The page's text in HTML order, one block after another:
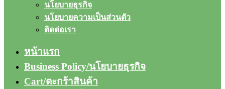
นโยบายธุรกิจ
นโยบายความเป็นส่วนตัว
ติดต่อเรา
หน้าแรก
Business Policy/นโยบายธุรกิจ
Cart/ตะกร้าสินค้า